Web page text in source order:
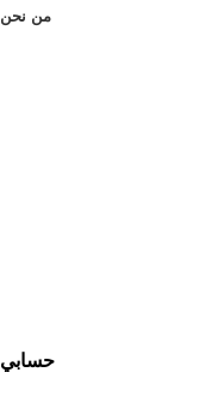
من نحن
حسابي